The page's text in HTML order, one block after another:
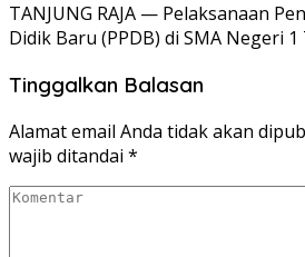
​TANJUNG RAJA — Pelaksanaan
Didik Baru (PPDB) di SMA Negeri
Tinggalkan Balasan
Alamat email Anda tidak akan
wajib ditandai *